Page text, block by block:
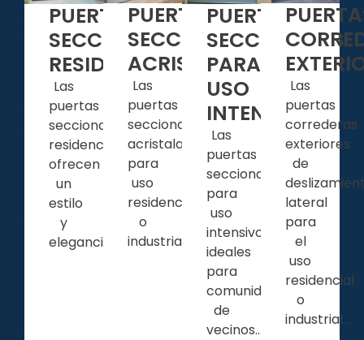
PUERTAS
SECCIONALES
RESIDENCIALES
Las
puertas
seccionales
residenciales
ofrecen
un
estilo
y
elegancia...
PUERTAS
SECCIONALES
ACRISTALADAS
Las
puertas
seccionales
acristaladas
para
uso
residencial
o
industrial.
PUERTAS
SECCIONALES
PARA
USO
INTENSIVO
Las
puertas
seccionales
para
uso
intensivo
ideales
para
comunidades
de
vecinos...
Las
puertas
correderas
exteriores
de
lateral
para
el
uso
residencial
o
industrial...